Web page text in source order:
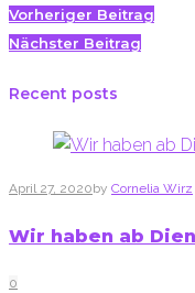
Facebook
Twitter
Google+
Vorheriger Beitrag
Nächster Beitrag
Recent posts
April 27, 2020by Cornelia Wirz
Wir haben ab
0